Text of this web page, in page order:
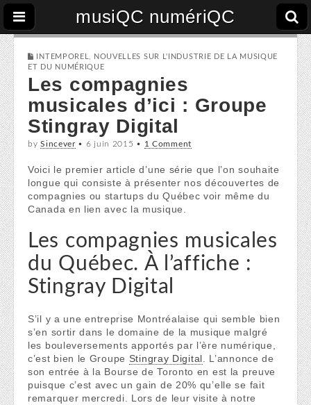
musiQC numériQC
INTEMPOREL
NOUVELLES SUR L'INDUSTRIE DE LA MUSIQUE
ET DU NUMÉRIQUE
Les compagnies
musicales d’ici : Groupe
Stingray Digital
bySincever• 6 juin 2015 • 1 Comment
Voici le premier article d’une série que l’on souhaite
longue qui consiste à présenter nos découvertes de
compagnies ou startups du Québec voir même du
Canada en lien avec la musique.
Les compagnies musicales
du Québec. À l’affiche :
Stingray Digital
S’il y a une entreprise Montréalaise qui semble bien
s’en sortir dans le domaine de la musique malgré
les bouleversements apportés par l’ère numérique,
c’est bien le Groupe Stingray Digital . L’annonce de
son entrée à la Bourse de Toronto en est la preuve
puisque c’est avec un gain de 20% qu’elle se fait
remarquer mercredi. Lors de leur visite à notre